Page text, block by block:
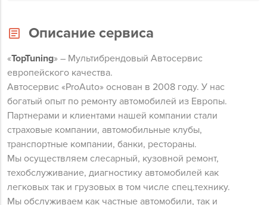
Описание сервиса
«TopTuning» – Мультибрендовый Автоcервис
европейского качества.
Автосервис «ProAuto» основан в 2008 году. У нас
богатый опыт по ремонту автомобилей из Европы.
Партнерами и клиентами нашей компании стали
страховые компании, автомобильные клубы,
транспортные компании, банки, рестораны.
Мы осуществляем слесарный, кузовной ремонт,
техобслуживание, диагностику автомобилей как
легковых так и грузовых в том числе спец.технику.
Мы обслуживаем как частные автомобили, так и